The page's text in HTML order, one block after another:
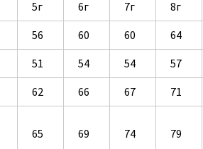
5г 6г 7г 8г
56 60 60 64
51 54 54 57
62 66 67 71
65 69 74 79